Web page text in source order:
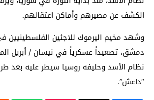
الكشف عن مصيرهم وأماكن اعتقالهم.
وشهد مخيم اليرموك للاجئين الفلسطينيين
دمشق، تصعيداً عسكرياً في نيسان / أبريل
نظام الأسد وحليفه روسيا سيطر عليه بعد
“داعش”.